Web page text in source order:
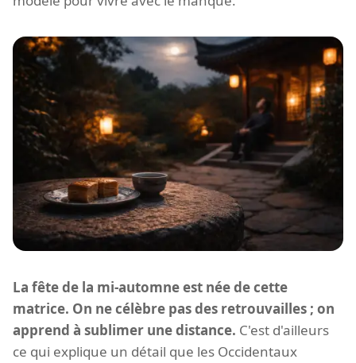
La fête de la mi-automne est née de cette
matrice. On ne célèbre pas des retrouvailles ; on
apprend à sublimer une distance. C'est d'ailleurs
ce qui explique un détail que les Occidentaux